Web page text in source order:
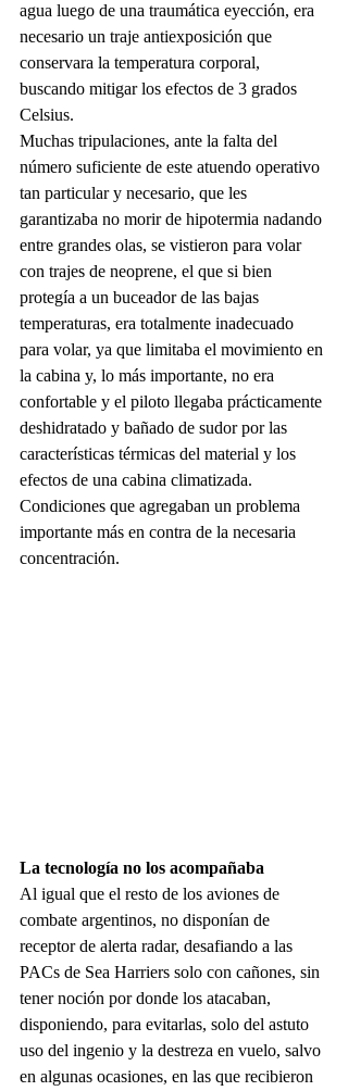
agua luego de una traumática eyección, era
necesario un traje antiexposición que
conservara la temperatura corporal,
buscando mitigar los efectos de 3 grados
Celsius.
Muchas tripulaciones, ante la falta del
número suficiente de este atuendo operativo
tan particular y necesario, que les
garantizaba no morir de hipotermia nadando
entre grandes olas, se vistieron para volar
con trajes de neoprene, el que si bien
protegía a un buceador de las bajas
temperaturas, era totalmente inadecuado
para volar, ya que limitaba el movimiento en
la cabina y, lo más importante, no era
confortable y el piloto llegaba prácticamente
deshidratado y bañado de sudor por las
características térmicas del material y los
efectos de una cabina climatizada.
Condiciones que agregaban un problema
importante más en contra de la necesaria
concentración.
La tecnología no los acompañaba
Al igual que el resto de los aviones de
combate argentinos, no disponían de
receptor de alerta radar, desafiando a las
PACs de Sea Harriers solo con cañones, sin
tener noción por donde los atacaban,
disponiendo, para evitarlas, solo del astuto
uso del ingenio y la destreza en vuelo, salvo
en algunas ocasiones, en las que recibieron